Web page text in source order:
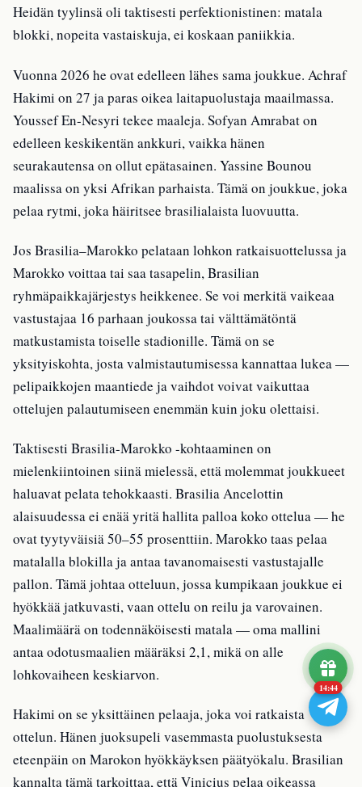
Heidän tyylinsä oli taktisesti perfektionistinen: matala
blokki, nopeita vastaiskuja, ei koskaan paniikkia.
Vuonna 2026 he ovat edelleen lähes sama joukkue. Achraf
Hakimi on 27 ja paras oikea laitapuolustaja maailmassa.
Youssef En-Nesyri tekee maaleja. Sofyan Amrabat on
edelleen keskikentän ankkuri, vaikka hänen
seurakautensa on ollut epätasainen. Yassine Bounou
maalissa on yksi Afrikan parhaista. Tämä on joukkue, joka
pelaa rytmi, joka häiritsee brasilialaista luovuutta.
Jos Brasilia–Marokko pelataan lohkon ratkaisuottelussa ja
Marokko voittaa tai saa tasapelin, Brasilian
ryhmäpaikkajärjestys heikkenee. Se voi merkitä vaikeaa
vastustajaa 16 parhaan joukossa tai välttämätöntä
matkustamista toiselle stadionille. Tämä on se
yksityiskohta, josta valmistautumisessa kannattaa lukea —
pelipaikkojen maantiede ja vaihdot voivat vaikuttaa
ottelujen palautumiseen enemmän kuin joku olettaisi.
Taktisesti Brasilia-Marokko -kohtaaminen on
mielenkiintoinen siinä mielessä, että molemmat joukkueet
haluavat pelata tehokkaasti. Brasilia Ancelottin
alaisuudessa ei enää yritä hallita palloa koko ottelua — he
ovat tyytyväisiä 50–55 prosenttiin. Marokko taas pelaa
matalalla blokilla ja antaa tavanomaisesti vastustajalle
pallon. Tämä johtaa otteluun, jossa kumpikaan joukkue ei
hyökkää jatkuvasti, vaan ottelu on reilu ja varovainen.
Maalimäärä on todennäköisesti matala — oma mallini
antaa odotusmaalien määräksi 2,1, mikä on alle
lohkovaiheen keskiarvon.
Hakimi on se yksittäinen pelaaja, joka voi ratkaista
ottelun. Hänen juoksupeli vasemmasta puolustuksesta
eteenpäin on Marokon hyökkäyksen päätyökalu. Brasilian
kannalta tämä tarkoittaa, että Vinicius pelaa oikeassa
14:43